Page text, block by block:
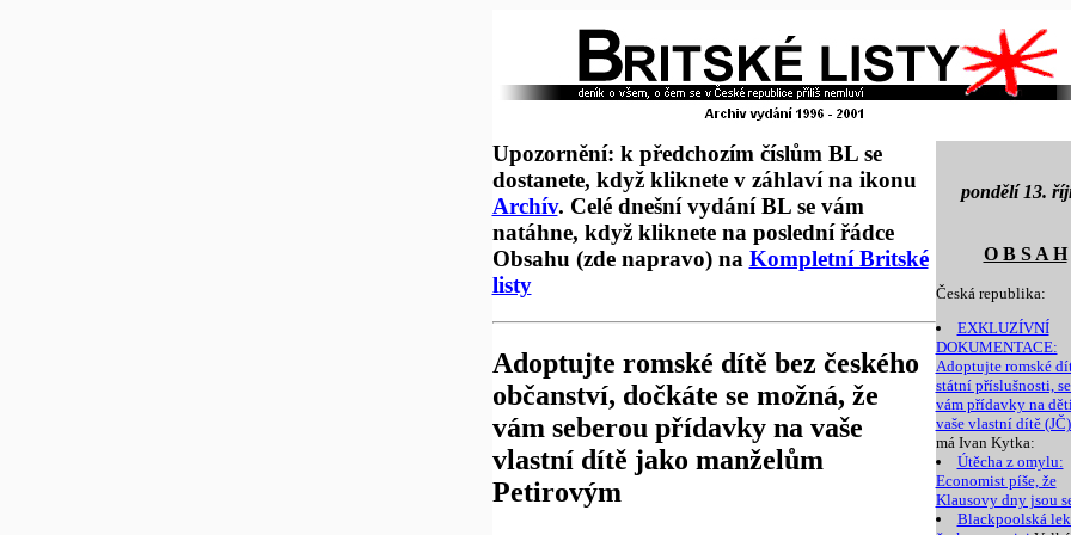
pondělí 13.
O B S A H
Česká republika:
EXKLUZÍVNÍ
DOKUMENTACE:
Adoptujte romské
státní příslušnosti,
vám přídavky na
vaše vlastní dítě (JČ)
má Ivan Kytka:
Útěcha z omylu:
Economist píše, že
Klausovy dny jsou
Blackpoolská
Upozornění: k předchozím číslům BL se
dostanete, když kliknete v záhlaví na ikonu
Archív. Celé dnešní vydání BL se vám
natáhne, když kliknete na poslední řádce
Obsahu (zde napravo) na Kompletní Britské
listy
Adoptujte romské dítě bez českého
občanství, dočkáte se možná, že
vám seberou přídavky na vaše
vlastní dítě jako manželům
Petirovým